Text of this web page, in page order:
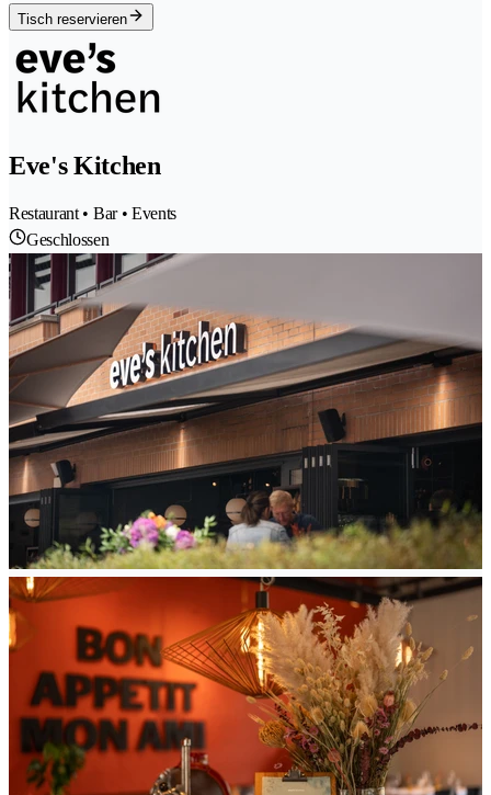
Tisch reservieren
Eve's Kitchen
Restaurant • Bar • Events
Geschlossen